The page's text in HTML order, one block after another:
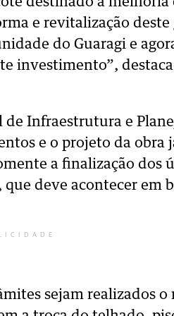
e revitalização deste
do Guaragi e
investimento”,
de Infraestrutura e
e o projeto da obra
a finalização dos
deve acontecer em
sejam realizados o